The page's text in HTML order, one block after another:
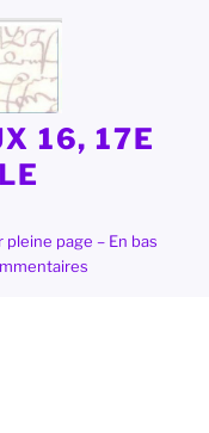
16, 17E
page – En bas